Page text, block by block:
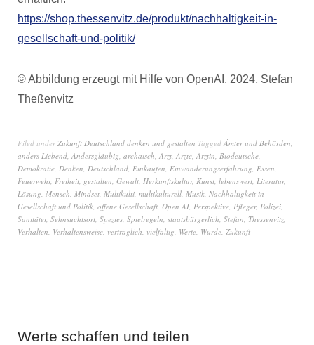
https://shop.thessenvitz.de/produkt/nachhaltigkeit-in-
gesellschaft-und-politik/
© Abbildung erzeugt mit Hilfe von OpenAI, 2024, Stefan
Theßenvitz
Filed underZukunft Deutschland denken und gestalten Tagged Ämter und Behörden,
anders Liebend, Andersgläubig, archaisch, Arzt, Ärzte, Ärztin, Biodeutsche,
Demokratie, Denken, Deutschland, Einkaufen, Einwanderungserfahrung, Essen,
Feuerwehr, Freiheit, gestalten, Gewalt, Herkunftskultur, Kunst, lebenswert, Literatur,
Lösung, Mensch, Mindset, Multikulti, multikulturell, Musik, Nachhaltigkeit in
Gesellschaft und Politik, offene Gesellschaft, Open AI, Perspektive, Pfleger, Polizei,
Sanitäter, Sehnsuchtsort, Spezies, Spielregeln, staatsbürgerlich, Stefan, Thessenvitz,
Verhalten, Verhaltensweise, verträglich, vielfältig, Werte, Würde, Zukunft
Werte schaffen und teilen